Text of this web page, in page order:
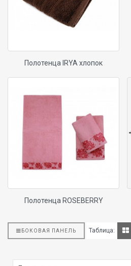
Полотенца IRYA хлопок
Полотенца ROSEBERRY
БОКОВАЯ ПАНЕЛЬ Таблица: